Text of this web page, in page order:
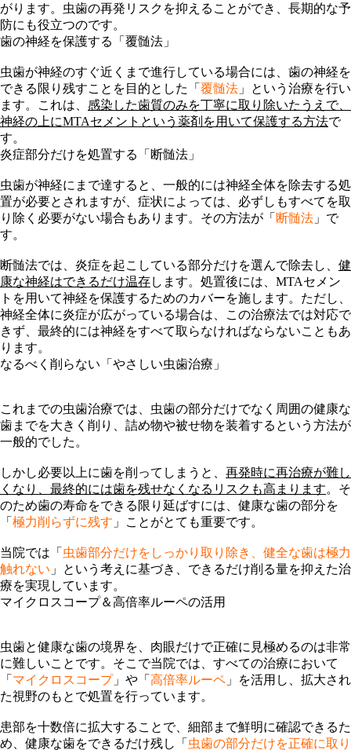
がります。虫歯の再発リスクを抑えることができ、長期的な予
防にも役立つのです。
歯の神経を保護する「覆髄法」
虫歯が神経のすぐ近くまで進行している場合には、歯の神経を
できる限り残すことを目的とした「 覆髄法 」という治療を行い
ます。これは、 感染した歯質のみを丁寧に取り除いたうえで、
神経の上にMTAセメントという薬剤を用いて保護する方法で
す。
炎症部分だけを処置する「断髄法」
虫歯が神経にまで達すると、一般的には神経全体を除去する処
置が必要とされますが、症状によっては、必ずしもすべてを取
り除く必要がない場合もあります。その方法が「 断髄法 」で
す。
断髄法では、炎症を起こしている部分だけを選んで除去し、 健
康な神経はできるだけ温存します。処置後には、MTAセメン
トを用いて神経を保護するためのカバーを施します。ただし、
神経全体に炎症が広がっている場合は、この治療法では対応で
きず、最終的には神経をすべて取らなければならないこともあ
ります。
なるべく削らない「やさしい虫歯治療」
これまでの虫歯治療では、虫歯の部分だけでなく 周囲の健康な
歯までを大きく削り
、詰め物や被せ物を装着するという方法が
一般的でした。
しかし必要以上に歯を削ってしまうと、 再発時に再治療が難し
くなり、最終的には歯を残せなくなるリスクも高まります。そ
のため歯の寿命をできる限り延ばすには、健康な歯の部分を
「 極力削らずに残す 」ことがとても重要です。
当院では「 虫歯部分だけをしっかり取り除き、健全な歯は極力
触れない 」という考えに基づき、できるだけ削る量を抑えた治
療を実現しています。
マイクロスコープ＆高倍率ルーペの活用
虫歯と健康な歯の境界を、肉眼だけで正確に見極めるのは非常
に難しいことです。そこで当院では、すべての治療において
「 マイクロスコープ」や「 高倍率ルーペ 」を活用し、拡大され
た視野のもとで処置を行っています。
患部を十数倍に拡大することで、細部まで鮮明に確認できるた
め、健康な歯をできるだけ残し「 虫歯の部分だけを正確に取り